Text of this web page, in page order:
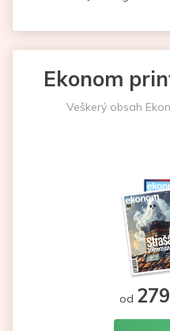
Ekonom
Veškerý obsah
od